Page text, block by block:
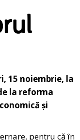
15 noiembrie, la
la reforma
și
pentru că în